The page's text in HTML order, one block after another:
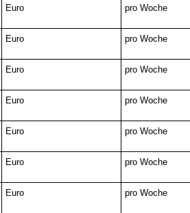
Euro pro Woche
Euro pro Woche
Euro pro Woche
Euro pro Woche
Euro pro Woche
Euro pro Woche
Euro pro Woche